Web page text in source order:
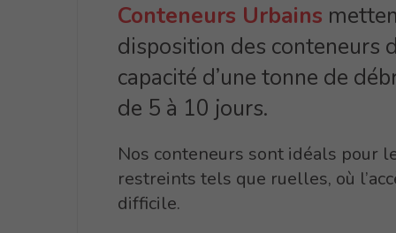
Conteneurs Urbains
disposition des conteneurs
capacité d’une tonne de
de 5 à 10 jours.
Nos conteneurs sont idéals pour
restreints tels que ruelles, où
difficile.